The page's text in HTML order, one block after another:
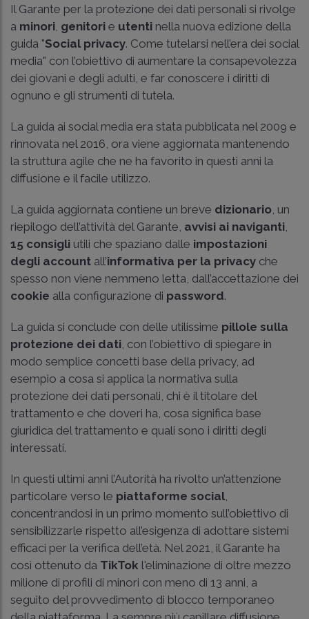
Il Garante per la protezione dei dati personali si rivolge
a minori, genitori e utenti nella nuova edizione della
guida "Social privacy. Come tutelarsi nell’era dei social
media" con l’obiettivo di aumentare la consapevolezza
dei giovani e degli adulti, e far conoscere i diritti di
ognuno e gli strumenti di tutela.
La guida ai social media era stata pubblicata nel 2009 e
rinnovata nel 2016, ora viene aggiornata mantenendo
la struttura agile che ne ha favorito in questi anni la
diffusione e il facile utilizzo.
La guida aggiornata contiene un breve dizionario, un
riepilogo dell’attività del Garante, avvisi ai naviganti,
15 consigli utili che spaziano dalle impostazioni
degli account all’informativa per la privacy che
spesso non viene nemmeno letta, dall’accettazione dei
cookie alla configurazione di password.
La guida si conclude con delle utilissime pillole sulla
protezione dei dati, con l’obiettivo di spiegare in
modo semplice concetti base della privacy, ad
esempio a cosa si applica la normativa sulla
protezione dei dati personali, chi è il titolare del
trattamento e che doveri ha, cosa significa base
giuridica del trattamento e quali sono i diritti degli
interessati.
In questi ultimi anni l’Autorità ha rivolto un’attenzione
particolare verso le piattaforme social,
concentrandosi in un primo momento sull’obiettivo di
sensibilizzarle rispetto all’esigenza di adottare sistemi
efficaci per la verifica dell’età. Nel 2021, il Garante ha
così ottenuto da TikTok l'eliminazione di oltre mezzo
milione di profili di minori con meno di 13 anni, a
seguito del provvedimento di blocco temporaneo